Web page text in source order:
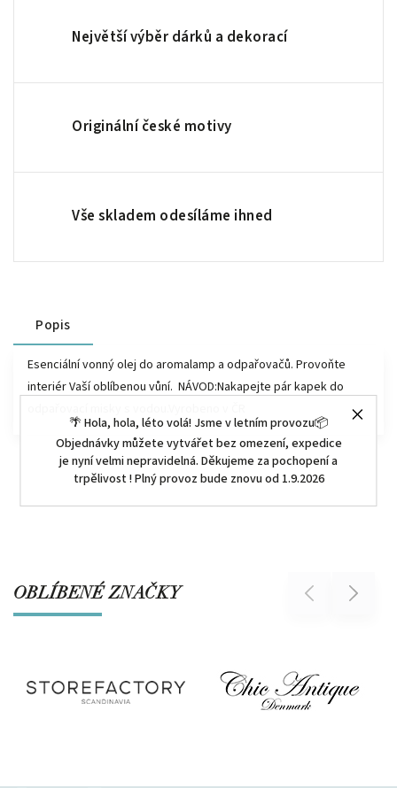
🌴 Hola, hola, léto volá! Jsme v letním provozu📦
Objednávky můžete vytvářet bez omezení, expedice
je nyní velmi nepravidelná. Děkujeme za pochopení a
trpělivost ! Plný provoz bude znovu od 1.9.2026
Největší výběr dárků a dekorací
Originální české motivy
Vše skladem odesíláme ihned
Popis
Esenciální vonný olej do aromalamp a odpařovačů. Provoňte
interiér Vaší oblíbenou vůní. NÁVOD:Nakapejte pár kapek do
OBLÍBENÉ ZNAČKY Previous Next